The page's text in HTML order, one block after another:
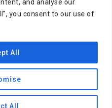
and analyse our
you consent to our use of
All
All
ЦЕНТР
медицинские услуги